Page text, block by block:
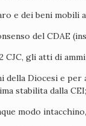
e dei beni mobili
del CDAE
2 CJC, gli atti di
della Diocesi e
stabilita dalla CEI;
modo